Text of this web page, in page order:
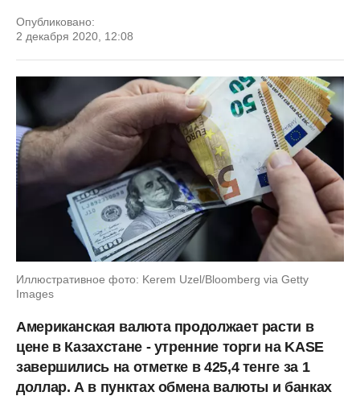
Опубликовано:
2 декабря 2020, 12:08
Иллюстративное фото: Kerem Uzel/Bloomberg via Getty
Images
Американская валюта продолжает расти в
цене в Казахстане - утренние торги на KASE
завершились на отметке в 425,4 тенге за 1
доллар. А в пунктах обмена валюты и банках